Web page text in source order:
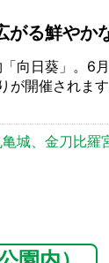
がる鮮やか
向日葵」。6
が開催されます
城、金刀比羅